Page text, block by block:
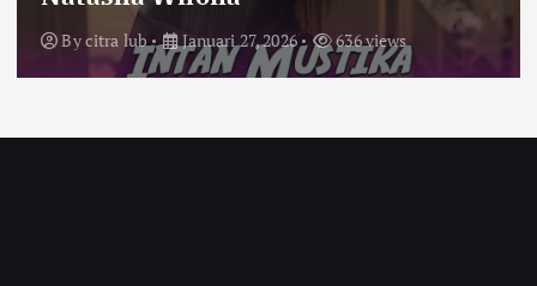
Bycitra lub Januari 27, 2026 636 views